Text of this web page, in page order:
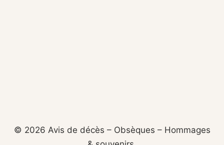
© 2026 Avis de décès – Obsèques – Hommages